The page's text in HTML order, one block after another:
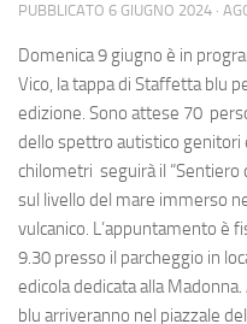
PUBBLICATO 6 GIUGNO 2024 ·
Domenica 9 giugno è in
Vico, la tappa di Staffetta blu
edizione. Sono attese 70
dello spettro autistico genitori
chilometri seguirà il “Sentiero
sul livello del mare immerso
vulcanico. L’appuntamento è
9.30 presso il parcheggio in
edicola dedicata alla
blu arriveranno nel piazzale